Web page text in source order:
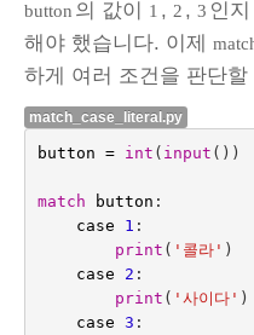
button 의 값이 1 , 2 , 3 인
해야 했습니다. 이제
하게 여러 조건을 판단할
match_case_literal.py
button = int ( input ())
match button :
case
1 :
print ( '콜라' )
case
2 :
print ( '사이다' )
case 3 :